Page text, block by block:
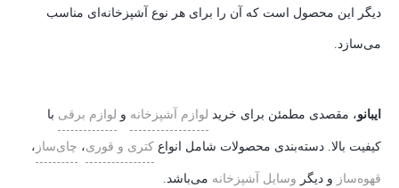
دیگر این محصول است که آن را برای هر نوع آشپزخانه‌ای مناسب
می‌سازد.
ایبانو، مقصدی مطمئن برای خرید لوازم آشپزخانه و لوازم برقی با
کیفیت بالا. دسته‌بندی محصولات شامل انواع کتری و قوری، چای‌ساز ،
قهوه‌ساز و دیگر وسایل آشپزخانه می‌باشد.